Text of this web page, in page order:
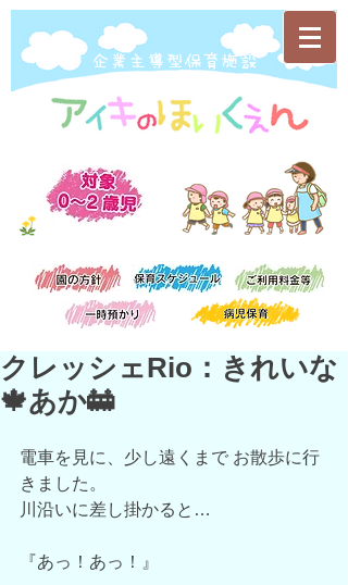
​企業主導型保育施設
クレッシェRio：きれいな
🍁あか🚋
電車を見に、少し遠くまで お散歩に行
きました。
川沿いに差し掛かると…
『あっ！あっ！』